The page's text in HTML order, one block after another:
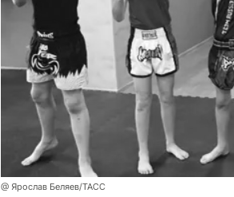
@ Ярослав Беляев/ТАСС